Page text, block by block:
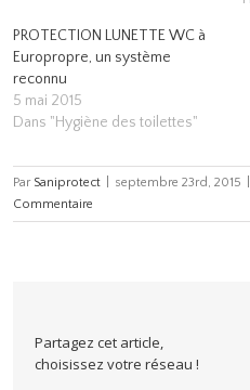
PROTECTION LUNETTE WC à
Europropre, un système
reconnu
5 mai 2015
Dans "Hygiène des toilettes"
Par Saniprotect septembre 23rd, 2015
Commentaire
Partagez cet article,
choisissez votre réseau !